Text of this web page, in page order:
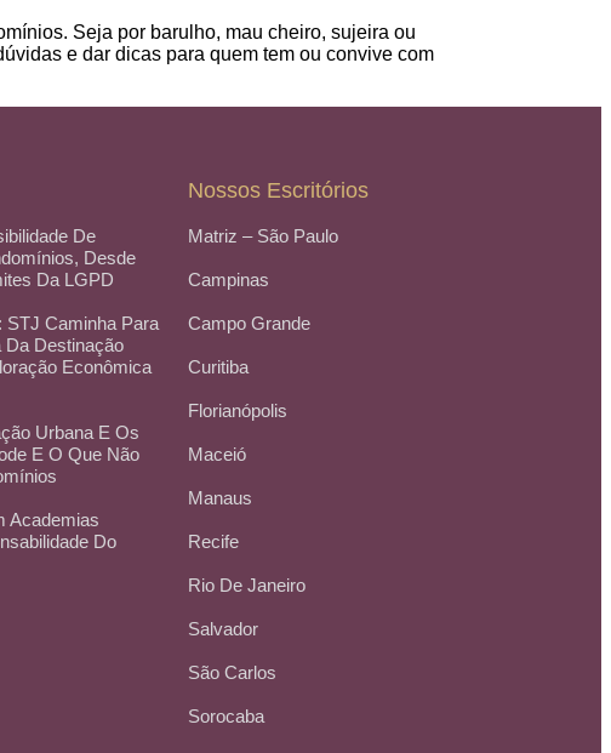
Seja por barulho, mau cheiro, sujeira ou
e dar dicas para quem tem ou convive com
De
Desde
Da LGPD
STJ Caminha Para
Da Destinação
Econômica
Urbana E Os
E O Que Não
Academias
Do
Nossos Escritórios
Matriz – São Paulo
Campinas
Campo Grande
Curitiba
Florianópolis
Maceió
Manaus
Recife
Rio De Janeiro
Salvador
São Carlos
Sorocaba